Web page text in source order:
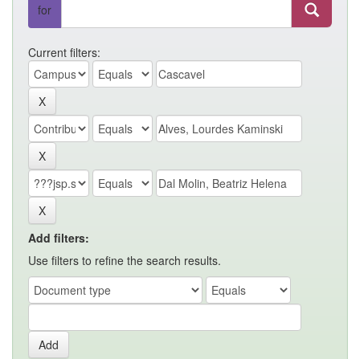
for
Current filters:
Add filters:
Use filters to refine the search results.